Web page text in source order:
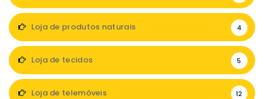
Loja de produtos naturais 4
Loja de tecidos 5
Loja de telemóveis 12